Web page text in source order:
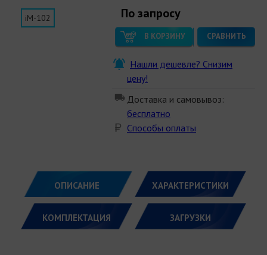
По запросу
В КОРЗИНУ СРАВНИТЬ
Нашли дешевле? Снизим
цену!
Доставка и самовывоз:
бесплатно
Способы оплаты
iM-102
ОПИСАНИЕ ХАРАКТЕРИСТИКИ
КОМПЛЕКТАЦИЯ ЗАГРУЗКИ